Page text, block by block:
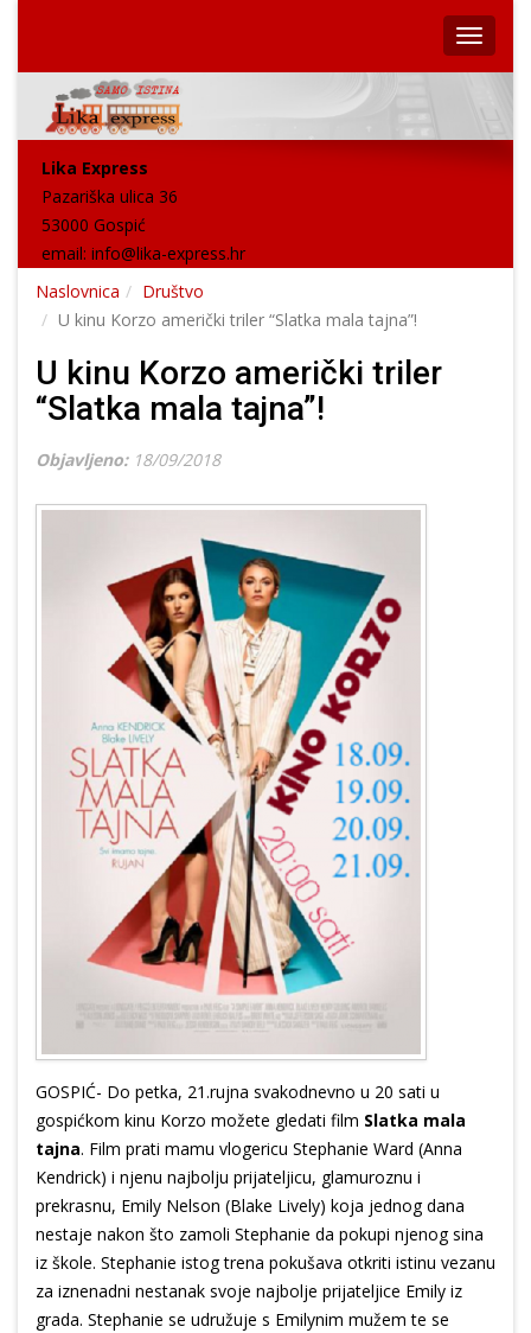
Lika Express
Pazariška ulica 36
53000 Gospić
email: info@lika-express.hr
Naslovnica
Društvo
U kinu Korzo američki triler “Slatka mala tajna”!
U kinu Korzo američki triler
“Slatka mala tajna”!
Objavljeno: 18/09/2018
GOSPIĆ- Do petka, 21.rujna svakodnevno u 20 sati u
gospićkom kinu Korzo možete gledati film Slatka mala
tajna. Film prati mamu vlogericu Stephanie Ward (Anna
Kendrick) i njenu najbolju prijateljicu, glamuroznu i
prekrasnu, Emily Nelson (Blake Lively) koja jednog dana
nestaje nakon što zamoli Stephanie da pokupi njenog sina
iz škole. Stephanie istog trena pokušava otkriti istinu vezanu
za iznenadni nestanak svoje najbolje prijateljice Emily iz
grada. Stephanie se udružuje s Emilynim mužem te se